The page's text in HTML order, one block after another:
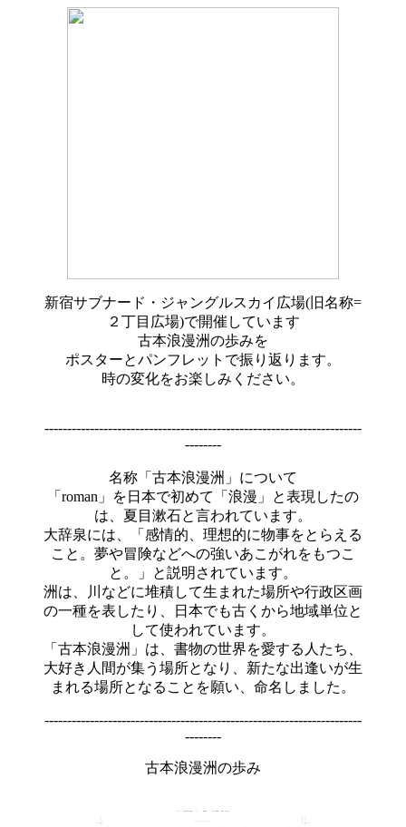
新宿サブナード・ジャングルスカイ広場(旧名称=
２丁目広場)で開催しています
古本浪漫洲の歩みを
ポスターとパンフレットで振り返ります。
時の変化をお楽しみください。
----------------------------------------------------------------------
--------
名称「古本浪漫洲」について
「roman」を日本で初めて「浪漫」と表現したの
は、夏目漱石と言われています。
大辞泉には、「感情的、理想的に物事をとらえる
こと。夢や冒険などへの強いあこがれをもつこ
と。」と説明されています。
洲は、川などに堆積して生まれた場所や行政区画
の一種を表したり、日本でも古くから地域単位と
して使われています。
「古本浪漫洲」は、書物の世界を愛する人たち、
大好き人間が集う場所となり、新たな出逢いが生
まれる場所となることを願い、命名しました。
----------------------------------------------------------------------
--------
古本浪漫洲の歩み